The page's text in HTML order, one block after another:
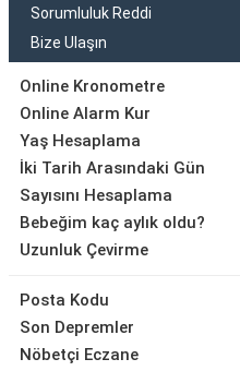
Sorumluluk Reddi
Bize Ulaşın
Online Kronometre
Online Alarm Kur
Yaş Hesaplama
İki Tarih Arasındaki Gün
Sayısını Hesaplama
Bebeğim kaç aylık oldu?
Uzunluk Çevirme
Posta Kodu
Son Depremler
Nöbetçi Eczane